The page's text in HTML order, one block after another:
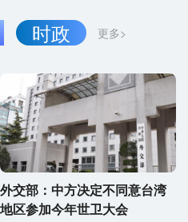
更多>
时政
外交部：中方决定不同意台湾
地区参加今年世卫大会